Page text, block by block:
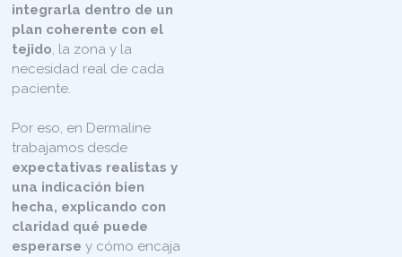
integrarla dentro de un
plan coherente con el
tejido , la zona y la
necesidad real de cada
paciente.
Por eso, en Dermaline
trabajamos desde
expectativas realistas y
una indicación bien
hecha, explicando con
claridad qué puede
esperarse y cómo encaja